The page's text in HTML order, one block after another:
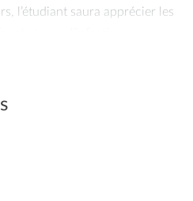
l’étudiant saura apprécier les
antivirales et réagir en cas